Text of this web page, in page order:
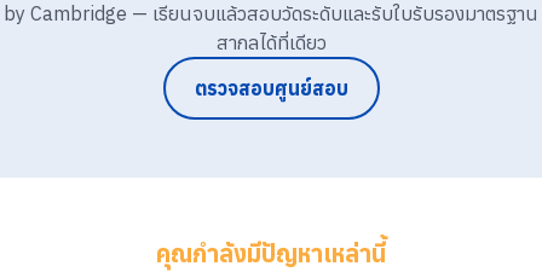
by Cambridge — เรียนจบแล้วสอบวัดระดับและรับใบรับรองมาตรฐาน
สากลได้ที่เดียว
ตรวจสอบศูนย์สอบ
คุณกำลังมีปัญหาเหล่านี้